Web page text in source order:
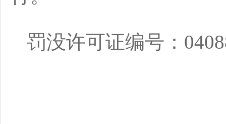
罚没许可证编号：